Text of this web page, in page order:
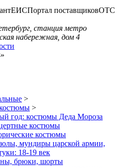
ЕИСПортал поставщиковОТС
станция метро
набережная, дом 4
>
>
год: костюмы Деда Мороза
костюмы
костюмы
мундиры царской армии,
18-19 век
брюки, шорты